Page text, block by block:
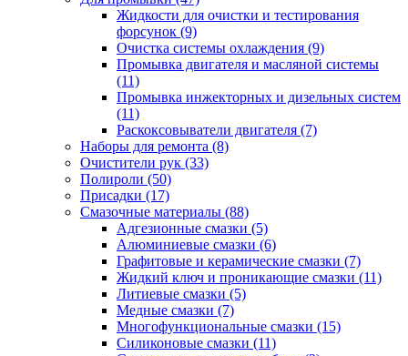
Жидкости для очистки и тестирования
форсунок (9)
Очистка системы охлаждения (9)
Промывка двигателя и масляной системы
(11)
Промывка инжекторных и дизельных систем
(11)
Раскоксовыватели двигателя (7)
Наборы для ремонта (8)
Очистители рук (33)
Полироли (50)
Присадки (17)
Смазочные материалы (88)
Адгезионные смазки (5)
Алюминиевые смазки (6)
Графитовые и керамические смазки (7)
Жидкий ключ и проникающие смазки (11)
Литиевые смазки (5)
Медные смазки (7)
Многофункциональные смазки (15)
Силиконовые смазки (11)